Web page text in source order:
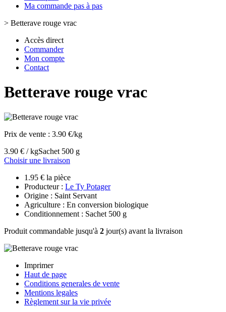
Ma commande pas à pas
> Betterave rouge vrac
Accès direct
Commander
Mon compte
Contact
Betterave rouge vrac
Prix de vente : 3.90 €/kg
3.90 € / kgSachet 500 g
Choisir une livraison
1.95 € la pièce
Producteur : Le Ty Potager
Origine : Saint Servant
Agriculture : En conversion biologique
Conditionnement : Sachet 500 g
Produit commandable jusqu'à 2 jour(s) avant la livraison
Imprimer
Haut de page
Conditions generales de vente
Mentions legales
Règlement sur la vie privée